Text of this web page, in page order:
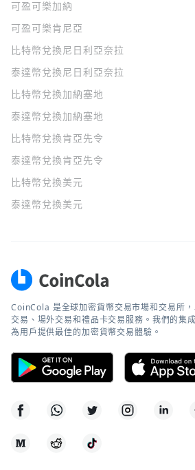
可盈可樂加納
可盈可樂肯尼亞
比特幣兌換尼日利亞奈拉
泰達幣兌換尼日利亞奈拉
比特幣兌換加納塞地
泰達幣兌換加納塞地
比特幣兌換肯亞先令
泰達幣兌換肯亞先令
比特幣兌換美元
泰達幣兌換美元
CoinCola 是全球加密貨幣交易市場和交易所
交易、場外交易和禮品卡交易服務。我們的集
為用戶提供最佳的加密貨幣交易體驗。